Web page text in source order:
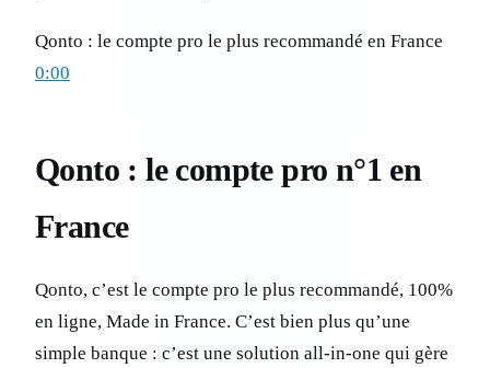
Qonto : le compte pro le plus recommandé en France
0:00
Qonto : le compte pro n°1 en
France
Qonto, c’est le compte pro le plus recommandé, 100%
en ligne, Made in France. C’est bien plus qu’une
simple banque : c’est une solution all-in-one qui gère